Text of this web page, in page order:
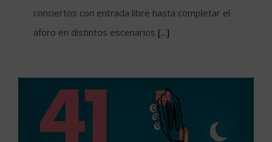
conciertos con entrada libre hasta completar el
aforo en distintos escenarios [...]